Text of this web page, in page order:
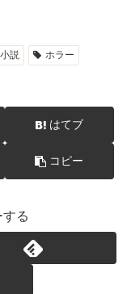
説 ホラー
はてブ
コピー
る